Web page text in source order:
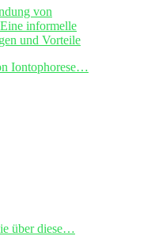
Iontophorese…
über diese…